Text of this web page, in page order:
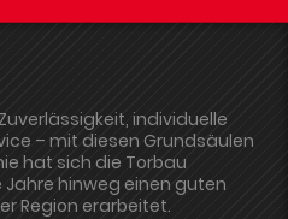
individuelle
– mit diesen Grundsäulen
hat sich die Torbau
Jahre hinweg einen guten
Region erarbeitet.